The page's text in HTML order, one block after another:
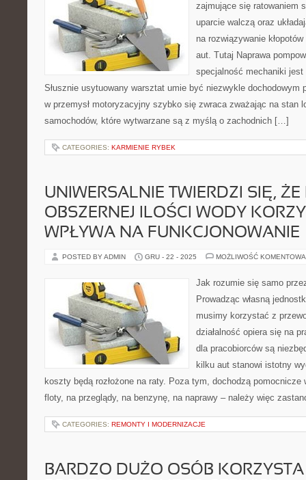
zajmujące się ratowaniem
uparcie walczą oraz
na rozwiązywanie
aut. Tutaj Naprawa
specjalność mechaniki jest
Słusznie usytuowany warsztat umie być niezwykle dochodowym
w przemysł motoryzacyjny szybko się zwraca zważając na stan
samochodów, które wytwarzane są z myślą o zachodnich […]
CATEGORIES: KARMIENIE RYBEK
UNIWERSALNIE TWIERDZI SIĘ, ŻE
OBSZERNEJ ILOŚCI WODY
WPŁYWA NA FUNKCJONOWANIE
POSTED BY ADMIN GRU - 22 - 2025 MOŻLIWOŚĆ
Jak rozumie się samo
Prowadząc własną
musimy korzystać z
działalność opiera się na
dla pracobiorców są
kilku aut stanowi istotny
koszty będą rozłożone na raty. Poza tym, dochodzą pomocnicze
floty, na przeglądy, na benzynę, na naprawy – należy więc
CATEGORIES: REMONTY I MODERNIZACJE
BARDZO DUŻO OSÓB